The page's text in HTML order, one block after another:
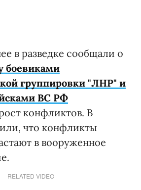
в разведке сообщали о
боевиками
группировки "ЛНР" и
ВС РФ
конфликтов. В
что конфликты
в вооруженное
RELATED VIDEO